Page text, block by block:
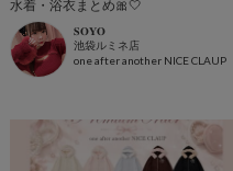
水着・浴衣まとめ🎀🤍
𝐒𝐎𝐘𝐎
池袋ルミネ店
one after another NICE CLAUP